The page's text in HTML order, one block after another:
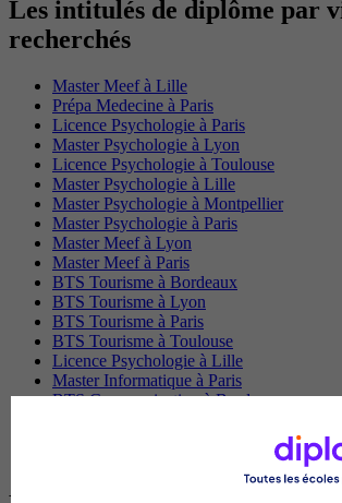
Les intitulés de diplôme par
recherchés
Master Meef à Lille
Prépa Medecine à Paris
Licence Psychologie à Paris
Master Psychologie à Lyon
Licence Psychologie à Toulouse
Master Psychologie à Lille
Master Psychologie à Montpellier
Master Psychologie à Paris
Master Meef à Lyon
Master Meef à Paris
BTS Tourisme à Bordeaux
BTS Tourisme à Lyon
BTS Tourisme à Paris
BTS Tourisme à Toulouse
Licence Psychologie à Lille
Master Informatique à Paris
BTS Communication à Bordeaux